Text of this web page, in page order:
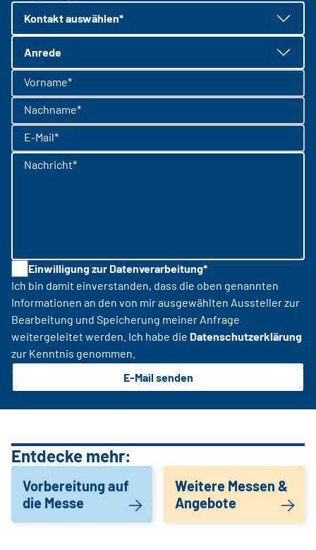
Kontakt auswählen*
Anrede
Vorname*
Nachname*
E-Mail*
Nachricht*
Einwilligung zur Datenverarbeitung*
Ich bin damit einverstanden, dass die oben genannten
Informationen an den von mir ausgewählten Aussteller zur
Bearbeitung und Speicherung meiner Anfrage
weitergeleitet werden. Ich habe die Datenschutzerklärung
zur Kenntnis genommen.
E-Mail senden
Entdecke mehr:
Vorbereitung auf
die Messe
Weitere Messen &
Angebote